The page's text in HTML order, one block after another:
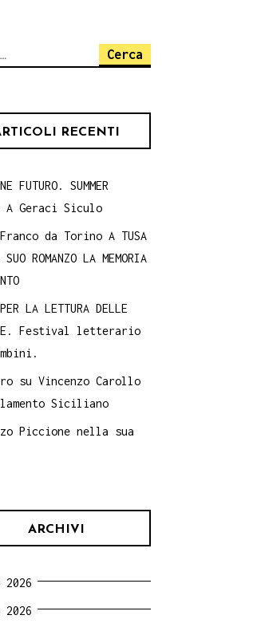
RECENTI
FUTURO. SUMMER
A Geraci Siculo
da Torino A TUSA
ROMANZO LA MEMORIA
LA LETTURA DELLE
Festival letterario
su Vincenzo Carollo
Siciliano
Piccione nella sua
ARCHIVI
2026